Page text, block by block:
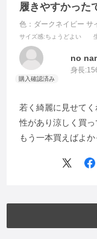
履きやすかった
色：ダークネイビー サ
サイズ感:ちょうどよい
no
身長:
若く綺麗に見せて
性があり涼しく買っ
もう一本買えばよか